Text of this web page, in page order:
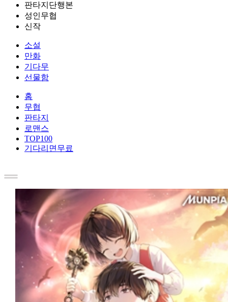
판타지단행본
성인무협
신작
소설
만화
기다무
선물함
홈
무협
판타지
로맨스
TOP100
기다리면무료